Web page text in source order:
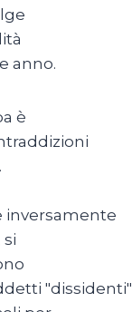
anno.
è
inversamente
"dissidenti"